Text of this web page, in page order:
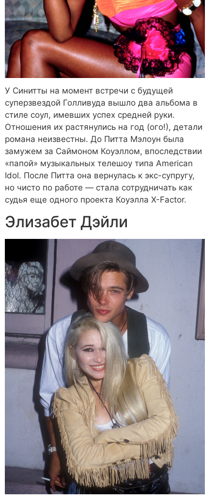
У Синитты на момент встречи с будущей
суперзвездой Голливуда вышло два альбома в
стиле соул, имевших успех средней руки.
Отношения их растянулись на год (ого!), детали
романа неизвестны. До Питта Мэлоун была
замужем за Саймоном Коуэллом, впоследствии
«папой» музыкальных телешоу типа American
Idol. После Питта она вернулась к экс-супругу,
но чисто по работе — стала сотрудничать как
судья еще одного проекта Коуэлла X-Factor.
Элизабет Дэйли